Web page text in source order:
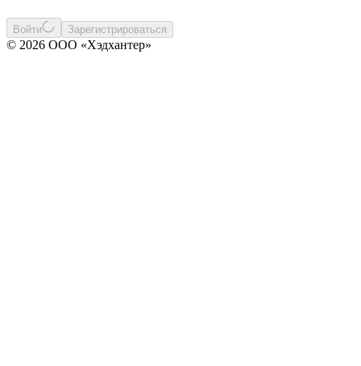
Войти Зарегистрироваться
© 2026 ООО «Хэдхантер»